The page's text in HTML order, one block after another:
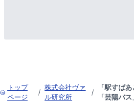
トップ
ページ
/
株式会社ヴァ
ル研究所
/
「駅すぱ
「芸陽バ